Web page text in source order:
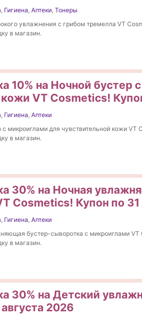
, Гигиена, Аптеки, Тонеры
увлажнения с грибом тремелла VT
в магазин.
10% на Ночной бустер
VT Cosmetics!
, Гигиена, Аптеки
микроиглами для чувствительной кожи VT
в магазин.
30% на Ночная
Cosmetics! Купон по 31
, Гигиена, Аптеки
бустер-сыворотка с микроиглами VT
в магазин.
30% на Детский
2026